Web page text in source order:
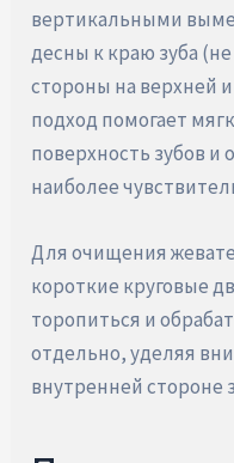
вертикальными
десны к краю зуба
стороны на верхней
подход помогает
поверхность зубов
наиболее
Для очищения
короткие круговые
торопиться и
отдельно, уделяя
внутренней стороне